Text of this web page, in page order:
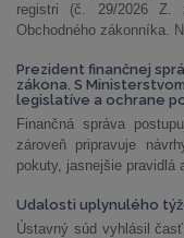
registri (č. 29/2026
Obchodného zákonníka.
Prezident finančnej
zákona. S
legislatíve a ochrane
Finančná správa
zároveň pripravuje
pokuty, jasnejšie pravidlá
Udalosti uplynulého
Ústavný súd vyhlásil